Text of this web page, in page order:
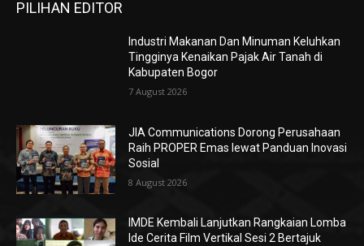
PILIHAN EDITOR
Industri Makanan Dan Minuman Keluhkan
Tingginya Kenaikan Pajak Air Tanah di
Kabupaten Bogor
7 August 2026
JIA Communications Dorong Perusahaan
Raih PROPER Emas lewat Panduan Inovasi
Sosial
8 August 2026
IMDE Kembali Lanjutkan Rangkaian Lomba
Ide Cerita Film Vertikal Sesi 2 Bertajuk